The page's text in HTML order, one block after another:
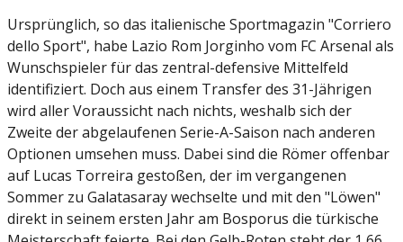
Ursprünglich, so das italienische Sportmagazin "Corriero
dello Sport", habe Lazio Rom Jorginho vom FC Arsenal als
Wunschspieler für das zentral-defensive Mittelfeld
identifiziert. Doch aus einem Transfer des 31-Jährigen
wird aller Voraussicht nach nichts, weshalb sich der
Zweite der abgelaufenen Serie-A-Saison nach anderen
Optionen umsehen muss. Dabei sind die Römer offenbar
auf Lucas Torreira gestoßen, der im vergangenen
Sommer zu Galatasaray wechselte und mit den "Löwen"
direkt in seinem ersten Jahr am Bosporus die türkische